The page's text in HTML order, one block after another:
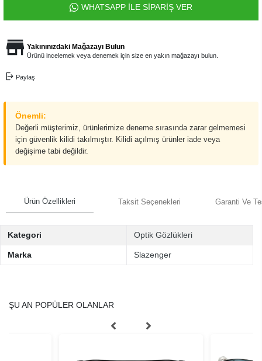
WHATSAPP İLE SİPARİŞ VER
Yakınınızdaki Mağazayı Bulun
Ürünü incelemek veya denemek için size en yakın mağazayı bulun.
Paylaş
Önemli:
Değerli müşterimiz, ürünlerimize deneme sırasında zarar gelmemesi
için güvenlik kilidi takılmıştır. Kilidi açılmış ürünler iade veya
değişime tabi değildir.
Ürün Özellikleri Taksit Seçenekleri Garanti Ve
Kategori Optik Gözlükleri
Marka Slazenger
ŞU AN POPÜLER OLANLAR